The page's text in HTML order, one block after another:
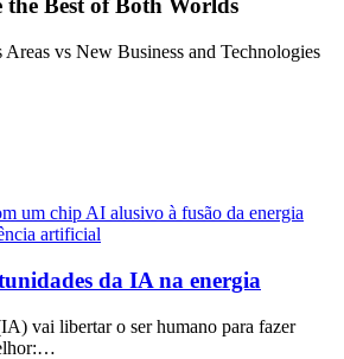
Best of Both Worlds
vs New Business and Technologies
da IA na energia
vai libertar o ser humano para fazer